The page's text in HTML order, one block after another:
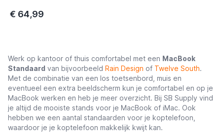
€ 64,99
Werk op kantoor of thuis comfortabel met een MacBook
Standaard van bijvoorbeeld Rain Design of Twelve South.
Met de combinatie van een los toetsenbord, muis en
eventueel een extra beeldscherm kun je comfortabel en op je
MacBook werken en heb je meer overzicht. Bij SB Supply vind
je altijd de mooiste stands voor je MacBook of iMac. Ook
hebben we een aantal standaarden voor je koptelefoon,
waardoor je je koptelefoon makkelijk kwijt kan.